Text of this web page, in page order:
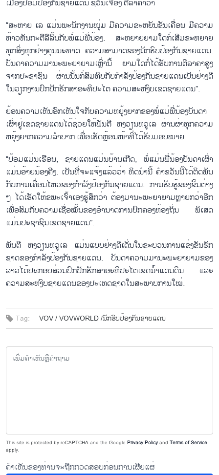
ເມືອງປ້ອມປ້ອງ​ກັນ​ຊາຍ​ແດນ ຊວັນ​ເຈື່ອງ ​ຕີ​ລາ​ຄາ​ວ່າ
“ສະ​ຫາຍ ເລ ແມ່ນ​ພະ​ນັກ​ງານ​ໜຸ່ມ ມີ​ຄວາມ​ຂະ​ຫຍັນ​ຂັນ​ເຄື່ອນ ມີ​ຄວາມ​
ຫ້າວ​ຫັນ​ກະ​ຕື​ລື​ລົ້ນ​ກັບ​ພໍ່​ແມ່​ພີ່​ນ້ອງ. ສະ​ຫຍາຍ​ຍາມ​ໃດ​ກໍ່​ເສີມ​ຂະ​ຫຍາຍ​
ທຸກ​ສິ່ງ​ທຸກ​ຢ່າງ​ຄຸນ​ນະ​ທາດ ຄວາມ​ສາ​ມາດ​ຂອງ​ນັກ​ຮົບປ້ອງ​ກັນ​ຊາຍ​ແດນ.
ບັນ​ດາ​ຄວາມ​ມາ​ນະ​ພະ​ຍາ​ຍາມ​ເຫຼົ່າ​ນີ້ ຍາມ​ໃດ​ກໍ່​ໄດ້​ຮັບ​ການ​ຕີ​ລາ​ຄາ​ສູງ​
ຈາກ​ປະ​ຊາ​ຊົນ ຜ່ານນັ້ນ​ກໍ່​ສົມ​ທົບ​ກັບ​ກຳ​ລັງ​ປ້ອງ​ກັນ​ຊາຍ​ແດນ​ເປັນ​ຢ່າງ​ດີ
ໃນ​ວຽກ​ງານ​ປົກ​ປັກ​ຮັກ​ສາ​ອະ​ທິ​ປະ​ໄຕ ຄວາມ​ສະ​ຫງົບ​ເຂດ​ຊາຍ​ແດນ”.
ຍ້ອນ​ຄວາມ​ເຫັນ​ອົກ​ເຫັນ​ໃຈ​ກັບ​ຄວາມ​ຫຍຸ້ງ​ຍາກຂອງ​ພໍ່​ແມ່​ພີ່​ນ້ອງ​ບັນ​ດາ​
ເຜົ່າ​ຢູ່​ເຂດ​ຊາຍ​ແດນ​ໄດ້ຊ່ວຍ​ໃຫ້​ພັນ​ຕີ ຫງວຽນ​ຫວູ​ເລ ຜ່ານ​ຜ່າ​ທຸກ​ຄວາມ​
ຫຍຸ້ງ​ຍາກ​ຄວາມ​ລຳ​ບາກ ເພື່ອ​ເຮັດຫຼ້ອນ​ໜ້າ​ທີ່​ໄດ້​ຮັບ​ມອບ​ໝາຍ
“ປ້ອມ​ແມ່ນ​ເຮືອນ, ຊາຍ​ແດນ​ແມ່ນ​ບ້ານ​ເກີດ, ພໍ່​ແມ່ນ​ພີ່​ນ້ອງ​ບັນ​ດາ​ເຜົ່າ
ແມ່ນ​ອ້າຍ​ນ້ອງ​ຄີງ. ເປັນ​ທີ່​ຈະ​ແຈ້ງ​ແລ້ວ​ວ່າ ທິດ​ນຳ​ນີ້ ຄຳ​ຂວັນ​ນີ້​ໄດ້​ຕິດ​ພັນ​
ກັບ​ການ​ເຄື່ອນ​ໄຫວ​ຂອງ​ກຳ​ລັງ​ປ້ອງ​ກັນ​ຊາຍ​ແດນ. ການ​ຮັບ​ຮູ້​ຂອງ​ຂັ້ນ​ຕ່າງ
ໆ ໄດ້​ເຮັດ​ໃຫ້​ຂ​ພະ​ເຈົ້າ​ເອງຮູ້​ສຶກວ່າ ຕ້ອງ​ມາ​ນະ​ພະ​ຍາ​ຍາມ​ຫຼາຍກວ່າ​ອີກ
ເພື່ອ​ສົມ​ກັບ​ຄວາມ​ເຊື່ອ​ໝັ້ນ​ຂອງ​ອຳ​ນາດ​ການ​ປົກ​ຄອງ​ທ້ອງ​ຖິ່ນ ພິ​ເສດ​
ແມ່ນ​ປະ​ຊາ​ຊົນ​ເຂດ​ຊາຍ​ແດນ”.
ພັນ​ຕີ ຫງວຽນ​ຫວູ​ເລ ແມ່ນ​ແບບ​ຢ່າງ​ດີ​ເດັ່ນ​ໃນ​ຂະ​​ບວນ​ການ​ແຂ່ງ​ຂັນ​ຮັກ​
ຊາດ​ຂອງ​ກຳ​ລັງ​ປ້ອງ​ກັນ​ຊາຍ​ແດນ. ບັນ​ດາ​ຄວາມ​ມາ​ນະ​ພະ​ຍາ​ຍາມ​ຂອງ​
ລາວ​ໄດ້​ປະ​ກອບ​ສ່ວນ​ປົກ​ປັກ​ຮັກ​ສາ​ອະ​ທິ​ປະ​ໄຕ​ເຂດ​ນ້ຳ​ແດນ​ດິນ ແລະ
ຄວາມ​ສະ​ຫງົບ​ຊາຍ​ແດນ​ຂອງ​ປະ​ເທດ​ຊາດ​ໃນ​ສະ​ພາບ​ການ​ໃໝ່.
Tag: VOV /VOVWORLD /​ນັກ​ຮົບ​ປ້ອງ​ກັນ​ຊາຍ​ແດນ
This site is protected by reCAPTCHA and the Google Privacy Policyand Terms of Service
apply.
ຄຳເຫັນຂອງທ່ານຈະຖືກກວດສອບກ່ອນການເຜີຍແຜ່